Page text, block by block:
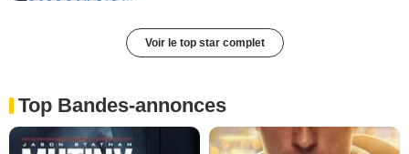
Voir le top star complet
Top Bandes-annonces